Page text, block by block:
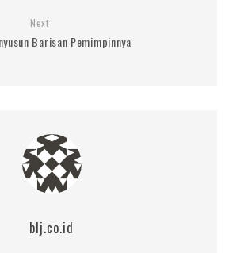
Next
Barisan Pemimpinnya
blj.co.id